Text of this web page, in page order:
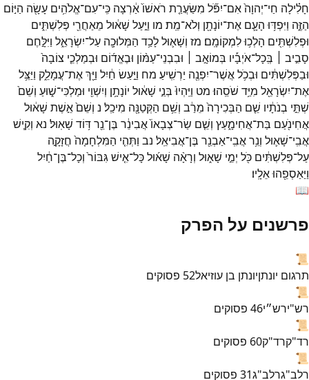
חָלִ֗ילָה חַי־יְהוָה֙אִם־יִפֹּ֞ל מִשַּׂעֲרַ֤ת רֹאשׁוֹ֙אַ֔רְצָה כִּֽי־עִם־אֱלֹהִ֥ים עָשָׂ֖ה הַיּ֣וֹם
הַזֶּ֑ה וַיִּפְדּ֥וּ הָעָ֛ם אֶת־יוֹנָתָ֖ן וְלֹא־מֵֽת׃ מו וַיַּ֣עַל שָׁא֔וּל מֵאַחֲרֵ֖י פְּלִשְׁתִּ֑ים
וּפְלִשְׁתִּ֖ים הָלְכ֥וּלִמְקוֹמָֽם׃ מז וְשָׁא֛וּללָכַ֥ד הַמְּלוּכָ֖ה עַל־יִשְׂרָאֵ֑ל וַיִּלָּ֣חֶם
סָבִ֣יב ׀
בְּֽכָל־אֹיְבָ֡יו בְּמוֹאָ֣ב ׀ וּבִבְנֵי־עַמּ֨וֹן וּבֶאֱד֜וֹם וּבְמַלְכֵ֤י צוֹבָה֙
וּבַפְּלִשְׁתִּ֔ים וּבְכֹ֥לאֲשֶׁר־יִפְנֶ֖ה יַרְשִֽׁיעַ׃ מח וַיַּ֣עַשׂ חַ֔יִל וַיַּ֖ךְאֶת־עֲמָלֵ֑ק וַיַּצֵּ֥ל
אֶת־יִשְׂרָאֵ֖ל מִיַּ֥ד שֹׁסֵֽהוּ׃ מט וַיִּֽהְיוּ֙ בְּנֵ֣י שָׁא֔וּל יוֹנָתָ֥ן וְיִשְׁוִ֖י וּמַלְכִּי־שׁ֑וּעַ וְשֵׁם֙
שְׁתֵּ֣י בְנֹתָ֔יו שֵׁ֤ם הַבְּכִירָה֙ מֵרַ֔ב וְשֵׁ֥ם הַקְּטַנָּ֖ה מִיכַֽל׃ נ וְשֵׁם֙אֵ֣שֶׁת שָׁא֔וּל
אֲחִינֹ֖עַם בַּת־אֲחִימָ֑עַץ וְשֵׁ֤ם שַׂר־צְבָאוֹ֙אֲבִינֵ֔ר בֶּן־נֵ֖רדּ֥וֹד שָׁאֽוּל׃ נא וְקִ֧ישׁ
אֲבִֽי־שָׁא֛וּל וְנֵ֥ראֲבִֽי־אַבְנֵ֖ר בֶּן־אֲבִיאֵֽל׃ נב וַתְּהִ֤י הַמִּלְחָמָה֙ חֲזָקָ֣ה
עַל־פְּלִשְׁתִּ֔ים כֹּ֖ל יְמֵ֣י שָׁא֑וּל וְרָאָ֨ה שָׁא֜וּלכָּל־אִ֤ישׁגִּבּוֹר֙ וְכָל־בֶּן־חַ֔יִל
וַיַּאַסְפֵ֖הוּאֵלָֽיו׃
📖
פרשנים על הפרק
📜
תרגום יונתןיונתן בן עוזיאל52 פסוקים
📜
רש"ירש״י46 פסוקים
📜
רד"קרד"ק60 פסוקים
📜
רלב"גרלב"ג31 פסוקים